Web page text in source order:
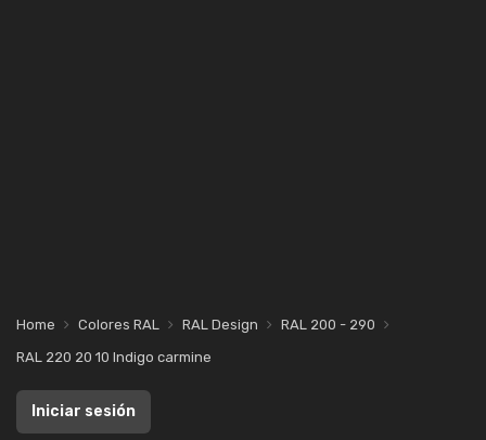
Home Colores RAL RAL Design
RAL 200 - 290
RAL 220 20 10 Indigo carmine
Iniciar sesión